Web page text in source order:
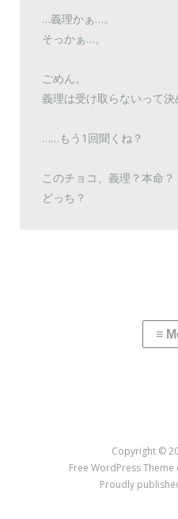
…義理かぁ…。
そっかぁ…。
ごめん。
義理は受け取らないって決
……もう1回聞くね？
このチョコ、義理？本命？
どっち？
Copyright ©
Free WordPress
Proudly